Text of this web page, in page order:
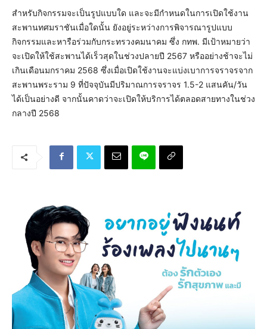
สำหรับกิจกรรมจะเป็นรูปแบบใด และจะมีกำหนดในการเปิดใช้งาน
สะพานทศมราชันเมื่อใดนั้น ยังอยู่ระหว่างการพิจารณารูปแบบ
กิจกรรมและหารือร่วมกับกระทรวงคมนาคม ซึ่ง กทพ. มีเป้าหมายว่า
จะเปิดให้ใช้สะพานได้เร็วสุดในช่วงปลายปี 2567 หรืออย่างช้าจะไม่
เกินเดือนมกราคม 2568 ซึ่งเมื่อเปิดใช้งานจะแบ่งเบาการจราจรจาก
สะพานพระราม 9 ที่ปัจจุบันมีปริมาณการจราจร 1.5-2 แสนคัน/วัน
ได้เป็นอย่างดี จากนั้นคาดว่าจะเปิดให้บริการได้ตลอดสายทางในช่วง
กลางปี 2568